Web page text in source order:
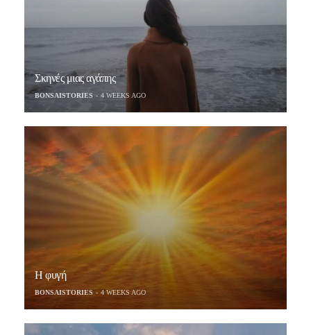
Σκηνές μιας αγάπης
BONSAISTORIES 4 WEEKS AGO
Η φυγή
BONSAISTORIES 4 WEEKS AGO